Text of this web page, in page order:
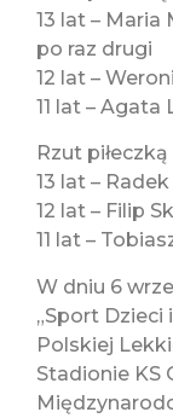
13 lat – Maria
po raz drugi
12 lat –
11 lat –
Rzut
13 lat –
12 lat – Filip
11 lat –
W dniu 6
„Sport Dzieci
Polskiej
Stadionie KS